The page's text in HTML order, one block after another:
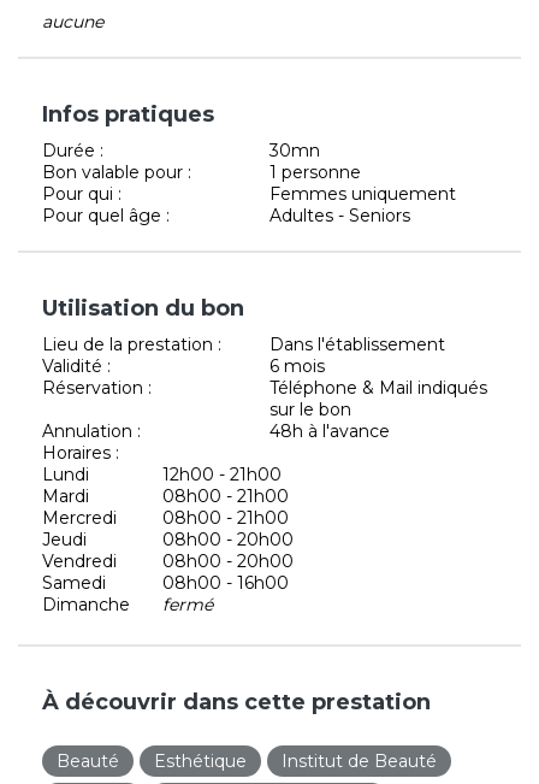
aucune
Infos pratiques
Durée :
30mn
Bon valable pour :
1 personne
Pour qui :
Femmes uniquement
Pour quel âge :
Adultes - Seniors
Utilisation du bon
Lieu de la prestation :
Dans l'établissement
Validité :
6 mois
Réservation :
Téléphone & Mail indiqués
sur le bon
Annulation :
48h à l'avance
Horaires :
Lundi
12h00 - 21h00
Mardi
08h00 - 21h00
Mercredi
08h00 - 21h00
Jeudi
08h00 - 20h00
Vendredi
08h00 - 20h00
Samedi
08h00 - 16h00
Dimanche
fermé
À découvrir dans cette prestation
Beauté Esthétique
Institut de Beauté